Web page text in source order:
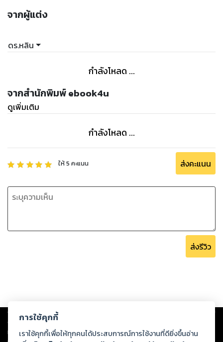
จากผู้แต่ง
ดร.หลิน
กำลังโหลด ...
จากสำนักพิมพ์ ebook4u
ดูเพิ่มเติม
กำลังโหลด ...
ให้5 คะแนน ส่งคะแนน
ส่งรีวิว
Copyright © 2026
ต่อผลงานหรือเนื้อหาใดที่อัปโหลดผ่านเว็บไซต์และปรากฏว่าละเมิดสิทธิใน
ทรัพย์สินทางปัญญาของบุคคลอื่นหรือขัดต่อกฎหมายและศีลธรรม ดังนั้น ผู้อ่าน
การใช้คุกกี้
เราใช้คุกกี้เพื่อให้ทุกคนได้ประสบการณ์การใช้งานที่ดียิ่งขึ้นอ่าน